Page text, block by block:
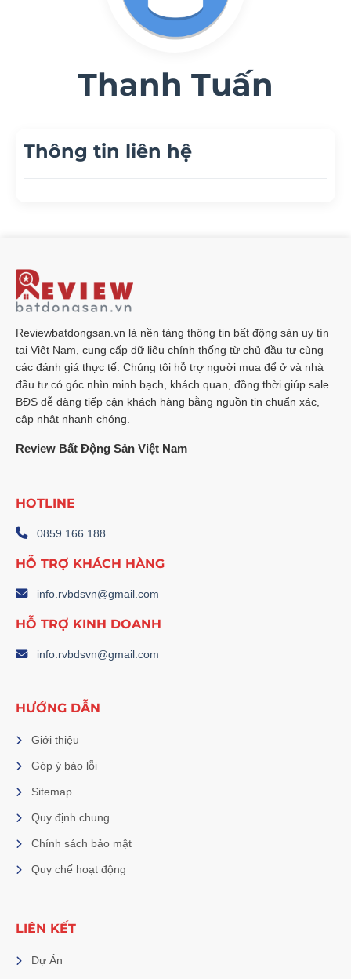
Thanh Tuấn
Thông tin liên hệ
Reviewbatdongsan.vn là nền tảng thông tin bất động sản uy tín
tại Việt Nam, cung cấp dữ liệu chính thống từ chủ đầu tư cùng
các đánh giá thực tế. Chúng tôi hỗ trợ người mua để ở và nhà
đầu tư có góc nhìn minh bạch, khách quan, đồng thời giúp sale
BĐS dễ dàng tiếp cận khách hàng bằng nguồn tin chuẩn xác,
cập nhật nhanh chóng.
Review Bất Động Sản Việt Nam
HOTLINE
0859 166 188
HỖ TRỢ KHÁCH HÀNG
info.rvbdsvn@gmail.com
HỖ TRỢ KINH DOANH
info.rvbdsvn@gmail.com
HƯỚNG DẪN
Giới thiệu
Góp ý báo lỗi
Sitemap
Quy định chung
Chính sách bảo mật
Quy chế hoạt động
LIÊN KẾT
Dự Án